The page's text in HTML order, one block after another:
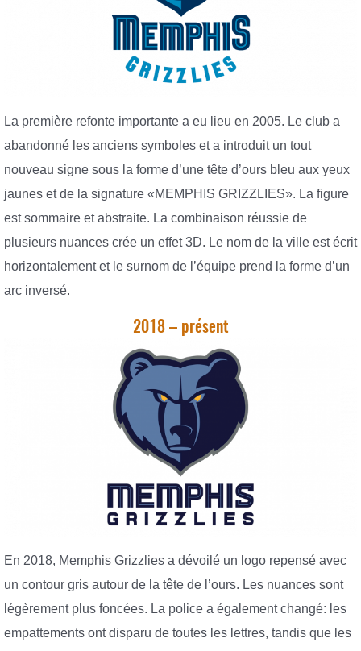
La première refonte importante a eu lieu en 2005. Le club a
abandonné les anciens symboles et a introduit un tout
nouveau signe sous la forme d’une tête d’ours bleu aux yeux
jaunes et de la signature «MEMPHIS GRIZZLIES». La figure
est sommaire et abstraite. La combinaison réussie de
plusieurs nuances crée un effet 3D. Le nom de la ville est écrit
horizontalement et le surnom de l’équipe prend la forme d’un
arc inversé.
2018 – présent
En 2018, Memphis Grizzlies a dévoilé un logo repensé avec
un contour gris autour de la tête de l’ours. Les nuances sont
légèrement plus foncées. La police a également changé: les
empattements ont disparu de toutes les lettres, tandis que les